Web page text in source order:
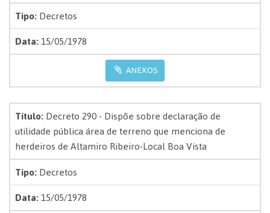
Tipo:Decretos
Data:15/05/1978
ANEXOS
Título:Decreto 290 - Dispõe sobre declaração de
utilidade pública área de terreno que menciona de
herdeiros de Altamiro Ribeiro-Local Boa Vista
Tipo:Decretos
Data:15/05/1978